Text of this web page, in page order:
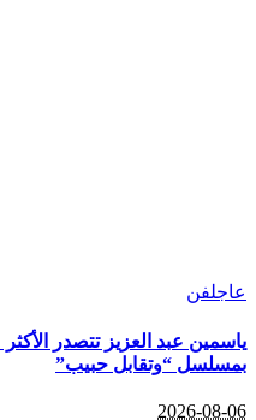
عاجلفن
بمسلسل “وتقابل حبيب”
2026-08-06